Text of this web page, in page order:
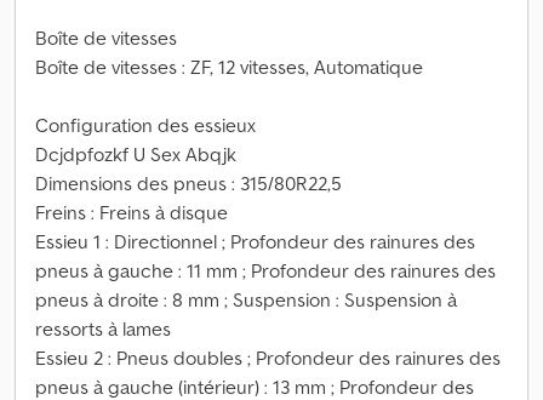
Boîte de vitesses
Boîte de vitesses : ZF, 12 vitesses, Automatique
Configuration des essieux
Dcjdpfozkf U Sex Abqjk
Dimensions des pneus : 315/80R22,5
Freins : Freins à disque
Essieu 1 : Directionnel ; Profondeur des rainures des
pneus à gauche : 11 mm ; Profondeur des rainures des
pneus à droite : 8 mm ; Suspension : Suspension à
ressorts à lames
Essieu 2 : Pneus doubles ; Profondeur des rainures des
pneus à gauche (intérieur) : 13 mm ; Profondeur des